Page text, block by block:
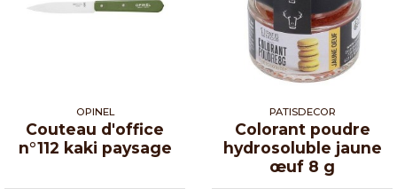
OPINEL
Couteau d'office
n°112 kaki paysage
PATISDECOR
Colorant poudre
hydrosoluble jaune
œuf 8 g